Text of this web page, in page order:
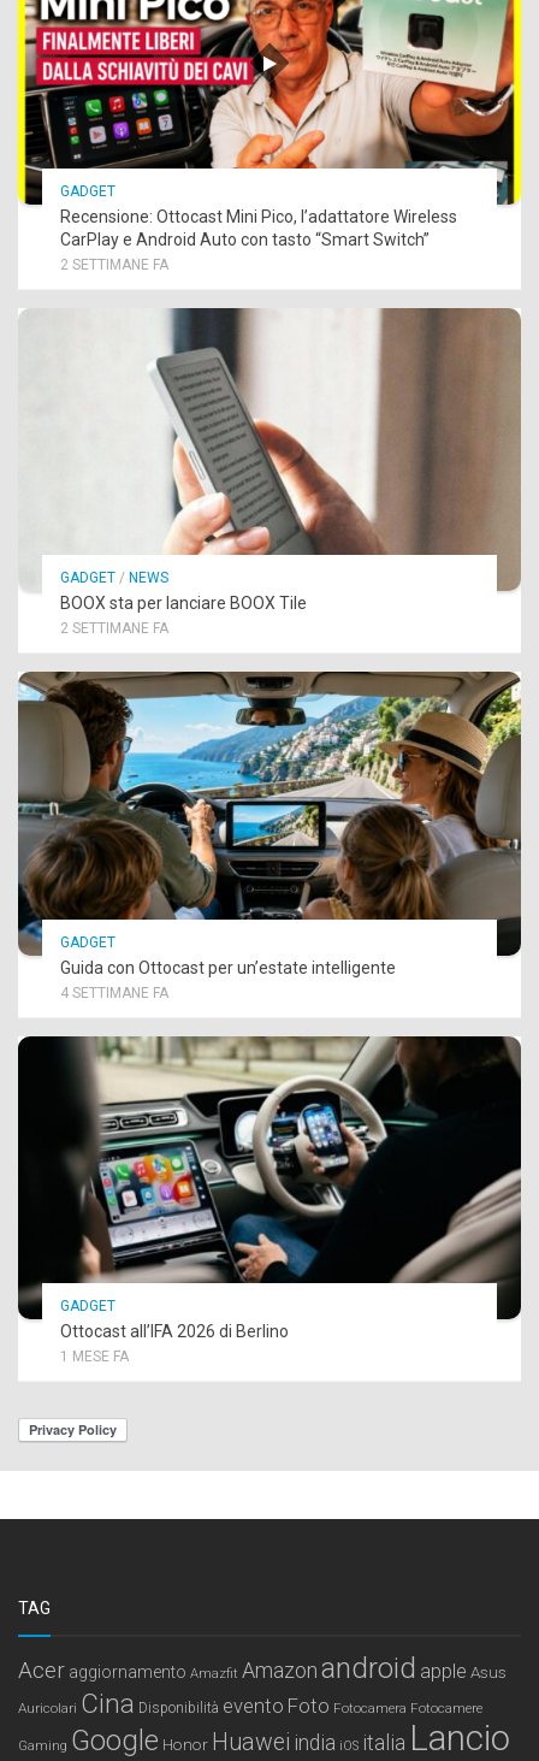
GADGET
Recensione: Ottocast Mini Pico, l’adattatore Wireless
CarPlay e Android Auto con tasto “Smart Switch”
2 SETTIMANE FA
GADGET / NEWS
BOOX sta per lanciare BOOX Tile
2 SETTIMANE FA
GADGET
Guida con Ottocast per un’estate intelligente
4 SETTIMANE FA
GADGET
Ottocast all’IFA 2026 di Berlino
1 MESE FA
TAG
Acer aggiornamento Amazfit Amazonandroid apple Asus
Auricolari Cina Disponibilità evento Foto Fotocamera Fotocamere
Gaming Google Honor Huawei india iOS italia Lancio